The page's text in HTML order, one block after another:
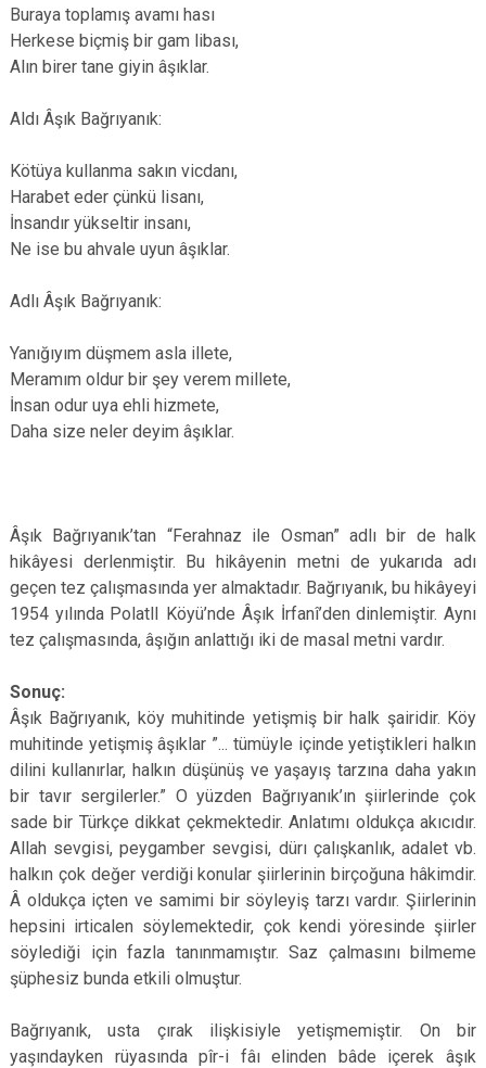
Buraya toplamış avamı hası
Herkese biçmiş bir gam libası,
Alın birer tane giyin âşıklar.
Aldı Âşık Bağrıyanık:
Kötüya kullanma sakın vicdanı,
Harabet eder çünkü lisanı,
İnsandır yükseltir insanı,
Ne ise bu ahvale uyun âşıklar.
Adlı Âşık Bağrıyanık:
Yanığıyım düşmem asla illete,
Meramım oldur bir şey verem millete,
İnsan odur uya ehli hizmete,
Daha size neler deyim âşıklar.
Âşık Bağrıyanık’tan “Ferahnaz ile Osman” adlı bir de halk
hikâyesi derlenmiştir. Bu hikâyenin metni de yukarıda adı
geçen tez çalışmasında yer almaktadır. Bağrıyanık, bu hikâyeyi
1954 yılında PolatlI Köyü’nde Âşık İrfanî’den dinlemiştir. Aynı
tez çalışmasında, âşığın anlattığı iki de masal metni vardır.
Sonuç:
Âşık Bağrıyanık, köy muhitinde yetişmiş bir halk şairidir. Köy
muhitinde yetişmiş âşıklar ”... tümüyle içinde yetiştikleri halkın
dilini kullanırlar, halkın düşünüş ve yaşayış tarzına daha yakın
bir tavır sergilerler.” O yüzden Bağrıyanık’ın şiirlerinde çok
sade bir Türkçe dikkat çekmektedir. Anlatımı oldukça akıcıdır.
Allah sevgisi, peygamber sevgisi, dürı çalışkanlık, adalet vb.
halkın çok değer verdiği konular şiirlerinin birçoğuna hâkimdir.
Â oldukça içten ve samimi bir söyleyiş tarzı vardır. Şiirlerinin
hepsini irticalen söylemektedir, çok kendi yöresinde şiirler
söylediği için fazla tanınmamıştır. Saz çalmasını bilmeme
şüphesiz bunda etkili olmuştur.
Bağrıyanık, usta çırak ilişkisiyle yetişmemiştir. On bir
yaşındayken rüyasında pîr-i fâı elinden bâde içerek âşık